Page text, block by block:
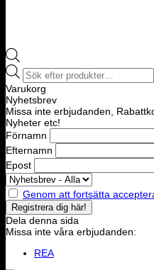
Products
search
Varukorg
Nyhetsbrev
Missa inte erbjudanden,
Nyheter etc!
Förnamn
Efternamn
Epost
Genom att fortsätta
Dela denna sida
Missa inte våra erbjudanden:
REA